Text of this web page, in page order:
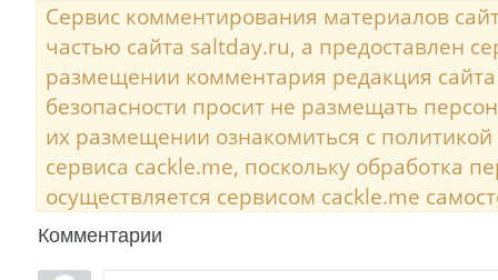
Сервис комментирования материалов
частью сайта saltday.ru, а предоставлен
размещении комментария редакция
безопасности просит не размещать
их размещении ознакомиться с
сервиса cackle.me, поскольку обработка
осуществляется сервисом cackle.me
Комментарии